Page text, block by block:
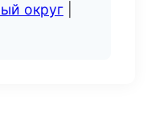
округ